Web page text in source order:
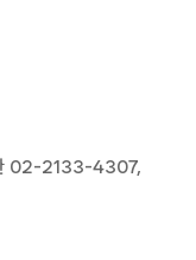
02-2133-4307,